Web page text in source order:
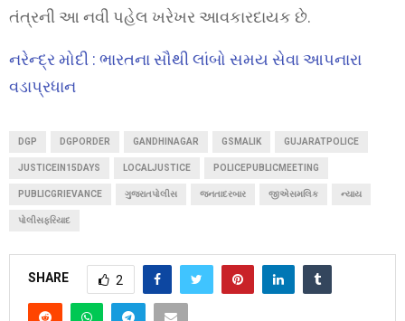
તંત્રની આ નવી પહેલ ખરેખર આવકારદાયક છે.
નરેન્દ્ર મોદી : ભારતના સૌથી લાંબો સમય સેવા આપનારા
વડાપ્રધાન
DGP DGPORDER GANDHINAGAR GSMALIK GUJARATPOLICE
JUSTICEIN15DAYS LOCALJUSTICE POLICEPUBLICMEETING
PUBLICGRIEVANCE ગુજરાતપોલીસ જનતાદરબાર જીએસમલિક ન્યાય
પોલીસફરિયાદ
SHARE 2